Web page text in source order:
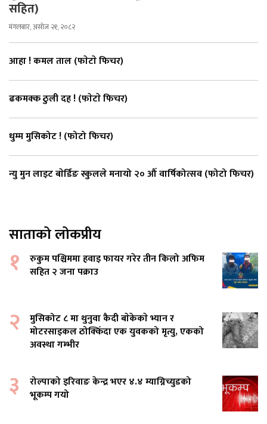
सहित)
मंगलबार, असोज २१, २०८२
आहा ! कमल ताल (फाेटाे फिचर)
ढकमक्क ठुली दह ! (फाेटाे फिचर)
धुम्म मुसिकोट ! (फोटो फिचर)
न्यु मुन लाइट बाेर्डिङ स्कुलले मनायो २० औँ वार्षिकोत्सव (फोटो फिचर)
साताको लोकप्रीय
१
रुकुम पश्चिममा हवाइ फायर गरेर तीन किलो अफिम
सहित २ जना पक्राउ
२
मुसिकोट ८ मा थुनुवा कैदी बाेकेकाे भ्यान र
मोटरसाइकल ठोक्किँदा एक युवकको मृत्यु, एकको
अवस्था गम्भीर
३
रोल्पाको इरिवाङ केन्द्र भएर ४.४ म्याग्निच्युडको
भूकम्प गयो